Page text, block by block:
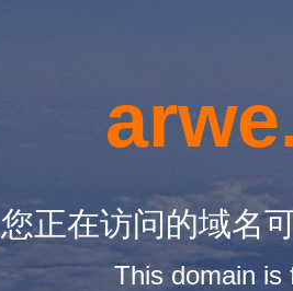
您正在访问的域名
This domain is